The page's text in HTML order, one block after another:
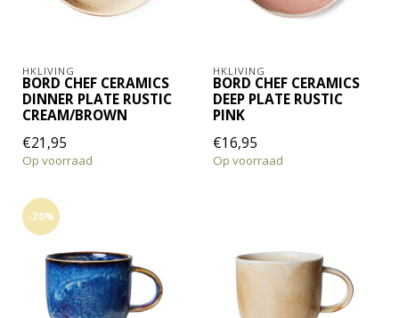
HKLIVING
BORD CHEF CERAMICS
DINNER PLATE RUSTIC
CREAM/BROWN
€21,95
Op voorraad
HKLIVING
BORD CHEF CERAMICS
DEEP PLATE RUSTIC
PINK
€16,95
Op voorraad
-20%